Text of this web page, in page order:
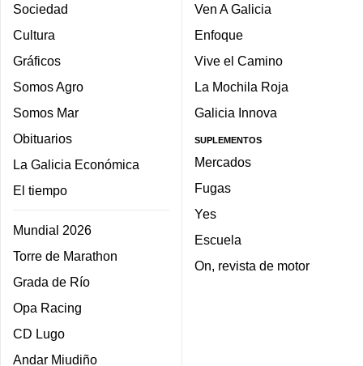
Sociedad
Cultura
Gráficos
Somos Agro
Somos Mar
Obituarios
La Galicia Económica
El tiempo
Mundial 2026
Torre de Marathon
Grada de Río
Opa Racing
CD Lugo
Andar Miudiño
Ven A Galicia
Enfoque
Vive el Camino
La Mochila Roja
Galicia Innova
SUPLEMENTOS
Mercados
Fugas
Yes
Escuela
On, revista de motor